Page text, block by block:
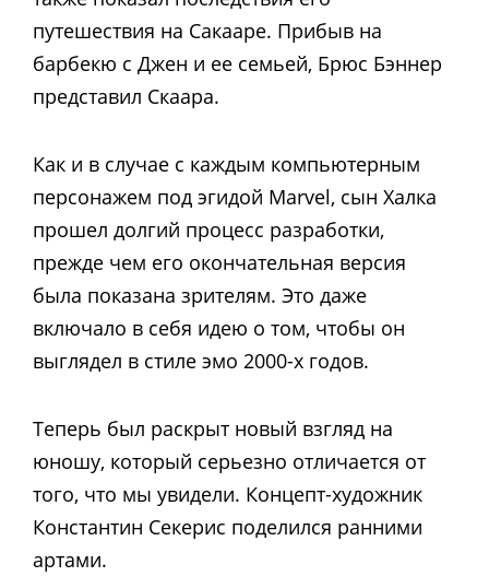
путешествия на Сакааре. Прибыв на
барбекю с Джен и ее семьей, Брюс Бэннер
представил Скаара.
Как и в случае с каждым компьютерным
персонажем под эгидой Marvel, сын Халка
прошел долгий процесс разработки,
прежде чем его окончательная версия
была показана зрителям. Это даже
включало в себя идею о том, чтобы он
выглядел в стиле эмо 2000-х годов.
Теперь был раскрыт новый взгляд на
юношу, который серьезно отличается от
того, что мы увидели. Концепт-художник
Константин Секерис поделился ранними
артами.